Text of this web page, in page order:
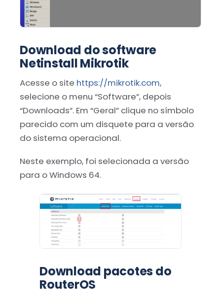
Download do software
Netinstall Mikrotik
Acesse o site https://mikrotik.com,
selecione o menu “Software”, depois
“Downloads”. Em “Geral” clique no símbolo
parecido com um disquete para a versão
do sistema operacional.
Neste exemplo, foi selecionada a versão
para o Windows 64.
Download pacotes do
RouterOS